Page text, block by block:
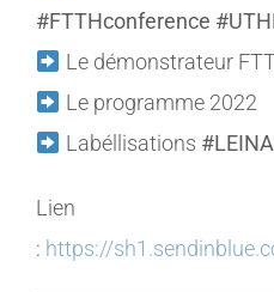
#FTTHconference
Le démonstrateur
Le programme 2022
Labéllisations #LEINA
Lien
: https://